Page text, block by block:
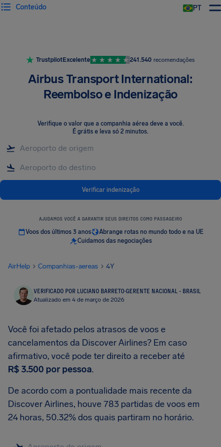
PT
Conteúdo
TrustpilotExcelente 241.540 recomendações
Airbus Transport International:
Reembolso e Indenização
Verifique o valor que a companhia aérea deve a você.
É grátis e leva só 2 minutos.
Verificar indenização
AJUDAMOS VOCÊ A GARANTIR SEUS DIREITOS COMO PASSAGEIRO
Voos dos últimos 3 anos
Abrange rotas no mundo todo e na UE
Cuidamos das negociações
AirHelp Companhias-aereas 4Y
VERIFICADO POR LUCIANO BARRETO·GERENTE NACIONAL - BRASIL
Atualizado em 4 de março de 2026
Você foi afetado pelos atrasos de voos e
cancelamentos da Discover Airlines? Em caso
afirmativo, você pode ter direito a receber até
R$ 3.500 por pessoa.
De acordo com a pontualidade mais recente da
Discover Airlines, houve 783 partidas de voos em
24 horas, 50.32% dos quais partiram no horário.